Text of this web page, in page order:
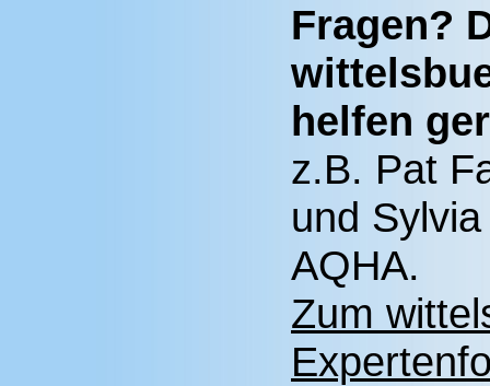
Fragen?
helfen
z.B. Pat
und
AQHA.
Zum